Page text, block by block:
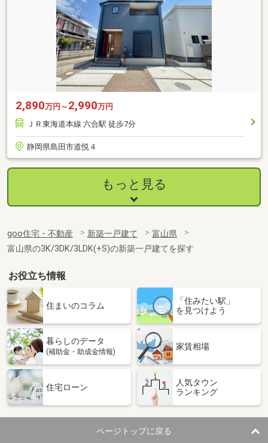
2,890万円～ 2,990万円
ＪＲ東海道本線 六合駅 徒歩7分
静岡県島田市道悦４
もっと見る
goo住宅・不動産 新築一戸建て
富山県
富山県の3K/3DK/3LDK(+S)の新築一戸建てを探す
お役立ち情報
住まいのコラム
「住みたい駅」
を見つけよう
暮らしのデータ
(補助金・助成金情報)
家賃相場
住宅ローン
人気タウン
ランキング
ページトップに戻る